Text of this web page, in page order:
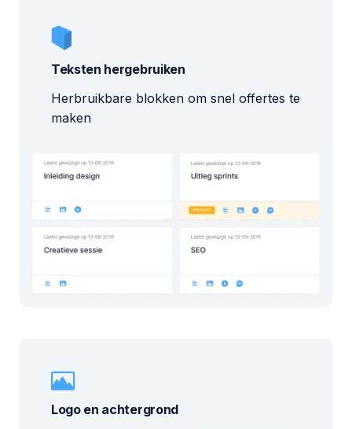
Teksten hergebruiken
Herbruikbare blokken om snel offertes te
maken
Logo en achtergrond